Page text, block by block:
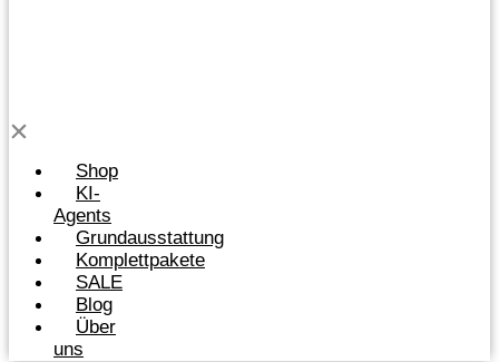
Shop
KI-
Agents
Grundausstattung
Komplettpakete
SALE
Blog
Über
uns